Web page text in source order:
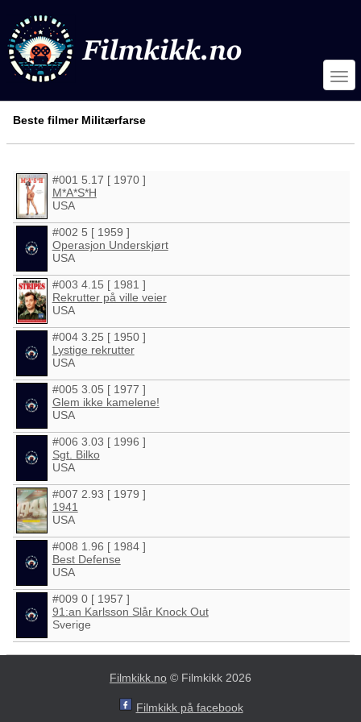
Beste filmer Militærfarse
#001 5.17 [ 1970 ]
M*A*S*H
USA
#002 5 [ 1959 ]
Operasjon Underskjørt
USA
#003 4.15 [ 1981 ]
Rekrutter på ville veier
USA
#004 3.25 [ 1950 ]
Lystige rekrutter
USA
#005 3.05 [ 1977 ]
Glem ikke kamelene!
USA
#006 3.03 [ 1996 ]
Sgt. Bilko
USA
#007 2.93 [ 1979 ]
1941
USA
#008 1.96 [ 1984 ]
Best Defense
USA
#009 0 [ 1957 ]
91:an Karlsson Slår Knock Out
Sverige
Filmkikk.no © Filmkikk 2026
Filmkikk på facebook